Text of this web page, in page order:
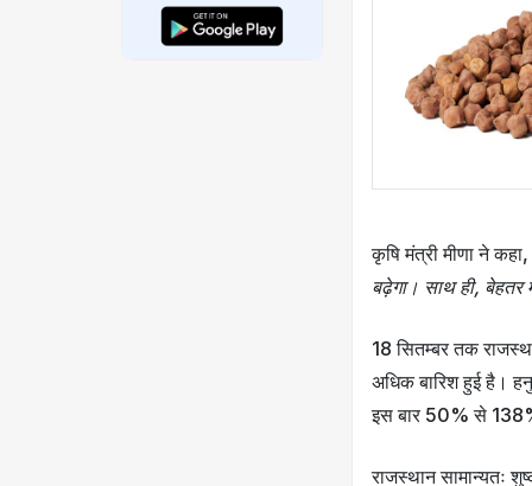
कृषि मंत्री मीणा ने कहा,
बढ़ेगा। साथ ही, बेहतर
18 सितम्बर तक
अधिक बारिश हुई है।
इस बार 50% से
राजस्थान सामान्यतः